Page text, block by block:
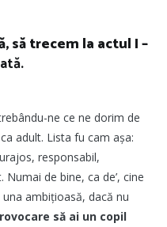
să trecem la actul I –
ne ce ne dorim de
adult. Lista fu cam așa:
responsabil,
de bine, ca de’, cine
ambițioasă, dacă nu
să ai un copil